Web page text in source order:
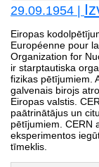
29.09.1954 |
Eiropas
Européenne pour
Organization for
ir starptautiska
fizikas pētījumiem.
galvenais birojs
Eiropas valstis.
paātrinātājus un
pētījumiem. CERN
eksperimentos
tīmeklis.